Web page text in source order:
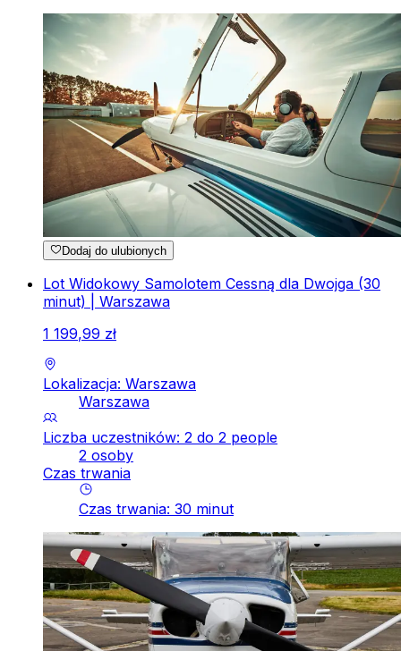
Dodaj do ulubionych
Lot Widokowy Samolotem Cessną dla Dwojga (30
minut) | Warszawa
1 199,99 zł
Lokalizacja: Warszawa
Warszawa
Liczba uczestników: 2 do 2 people
2 osoby
Czas trwania
Czas trwania: 30 minut